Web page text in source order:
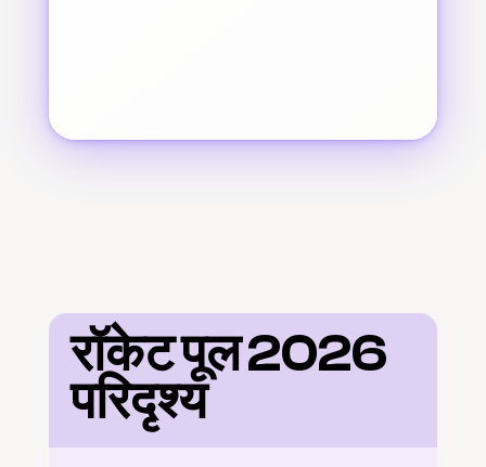
रॉकेट पूल 2026
परिदृश्य